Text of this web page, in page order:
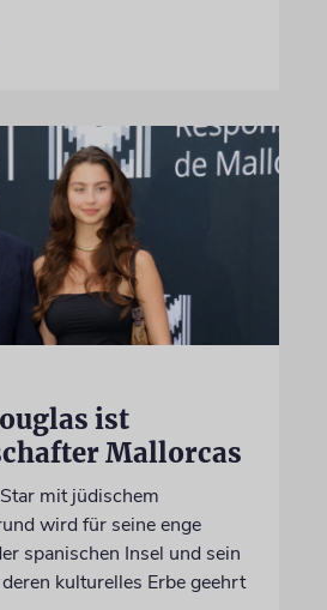
ist
Mallorcas
mit jüdischem
wird für seine enge
spanischen Insel und sein
kulturelles Erbe geehrt